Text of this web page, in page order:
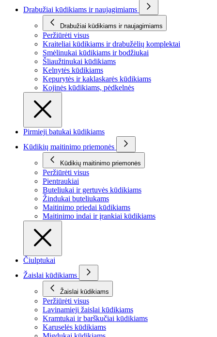
Drabužiai kūdikiams ir naujagimiams
Drabužiai kūdikiams ir naujagimiams
Peržiūrėti visus
Kraiteliai kūdikiams ir drabužėlių komplektai
Smėlinukai kūdikiams ir bodžiukai
Šliaužtinukai kūdikiams
Kelnytės kūdikiams
Kepurytės ir kaklaskarės kūdikiams
Kojinės kūdikiams, pėdkelnės
Pirmieji batukai kūdikiams
Kūdikių maitinimo priemonės
Kūdikių maitinimo priemonės
Peržiūrėti visus
Pientraukiai
Buteliukai ir gertuvės kūdikiams
Žindukai buteliukams
Maitinimo priedai kūdikiams
Maitinimo indai ir įrankiai kūdikiams
Čiulptukai
Žaislai kūdikiams
Žaislai kūdikiams
Peržiūrėti visus
Lavinamieji žaislai kūdikiams
Kramtukai ir barškučiai kūdikiams
Karuselės kūdikiams